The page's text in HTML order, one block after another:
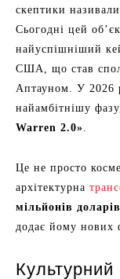
скептики
Сьогодні цей
найуспішніший
США, що став
Аптауном. У 2026
найамбітнішу
Warren 2.0»
Це не просто
архітектурна
мільйонів доларів
додає йому нових
Культурний